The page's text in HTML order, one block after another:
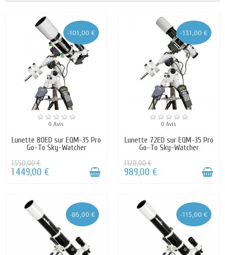
-101,00 €
0 Avis
Lunette 80ED sur EQM-35 Pro
Go-To Sky-Watcher
1 550,00 €
1 449,00 €
-131,00 €
0 Avis
Lunette 72ED sur EQM-35 Pro
Go-To Sky-Watcher
1 120,00 €
989,00 €
-86,00 € -115,00 €